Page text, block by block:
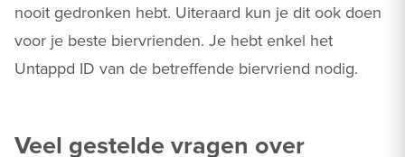
nooit gedronken hebt. Uiteraard kun je dit ook doen
voor je beste biervrienden. Je hebt enkel het
Untappd ID van de betreffende biervriend nodig.
Veel gestelde vragen over